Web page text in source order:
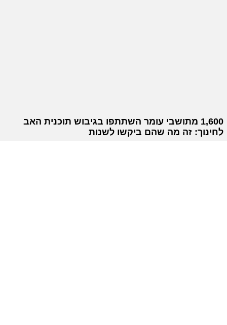
1,600 מתושבי עומר השתתפו בגיבוש תוכנית האב
לחינוך: זה מה שהם ביקשו לשנות